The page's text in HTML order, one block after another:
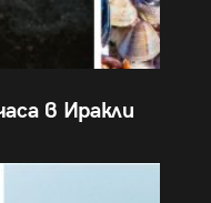
в Иракли